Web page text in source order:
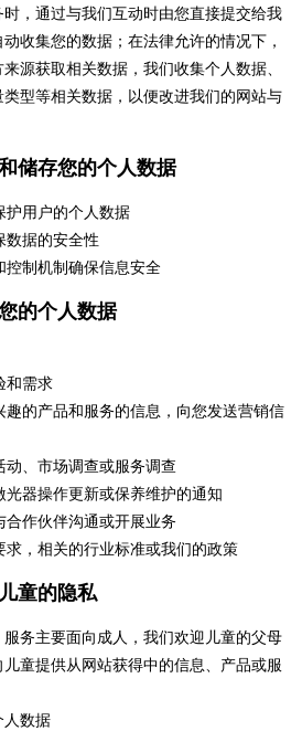
，通过与我们互动时由您直接提交给我
收集您的数据；在法律允许的情况下，
源获取相关数据，我们收集个人数据、
型等相关数据，以便改进我们的网站与
储存您的个人数据
护用户的个人数据
数据的安全性
制机制确保信息安全
的个人数据
和需求
的产品和服务的信息，向您发送营销信
、市场调查或服务调查
器操作更新或保养维护的通知
作伙伴沟通或开展业务
，相关的行业标准或我们的政策
童的隐私
务主要面向成人，我们欢迎儿童的父母
童提供从网站获得中的信息、产品或服
数据